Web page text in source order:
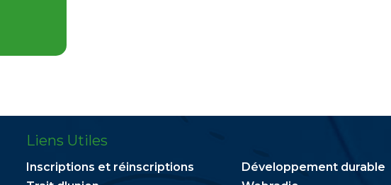
Liens Utiles
Inscriptions et réinscriptions
Développement durable